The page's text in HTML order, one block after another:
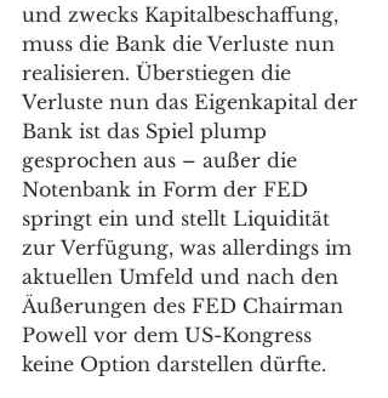
und zwecks Kapitalbeschaffung,
muss die Bank die Verluste nun
realisieren. Überstiegen die
Verluste nun das Eigenkapital der
Bank ist das Spiel plump
gesprochen aus – außer die
Notenbank in Form der FED
springt ein und stellt Liquidität
zur Verfügung, was allerdings im
aktuellen Umfeld und nach den
Äußerungen des FED Chairman
Powell vor dem US-Kongress
keine Option darstellen dürfte.